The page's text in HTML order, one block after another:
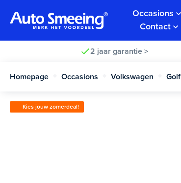
Occasions
Contact
2 jaar garantie >
Homepage Occasions Volkswagen Golf
Kies jouw zomerdeal!